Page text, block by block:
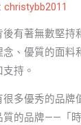
christybb2011
有著無數堅持
、優質的面料
持。
多優秀的品牌
質的品牌——「